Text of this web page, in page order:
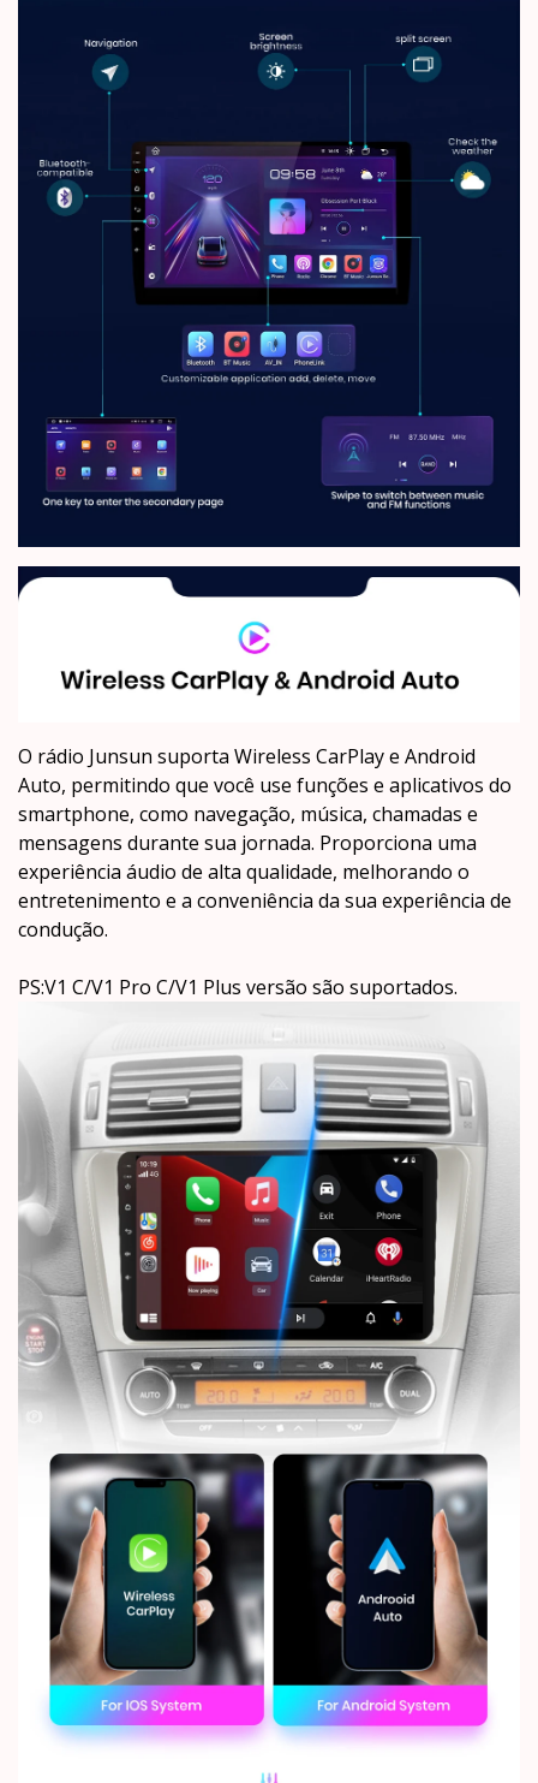
O rádio Junsun suporta Wireless CarPlay e Android
Auto, permitindo que você use funções e aplicativos do
smartphone, como navegação, música, chamadas e
mensagens durante sua jornada. Proporciona uma
experiência áudio de alta qualidade, melhorando o
entretenimento e a conveniência da sua experiência de
condução.
PS:V1 C/V1 Pro C/V1 Plus versão são suportados.